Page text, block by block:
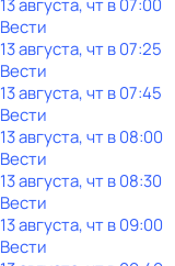
13 августа, чт в 07:00
Вести
13 августа, чт в 07:25
Вести
13 августа, чт в 07:45
Вести
13 августа, чт в 08:00
Вести
13 августа, чт в 08:30
Вести
13 августа, чт в 09:00
Вести